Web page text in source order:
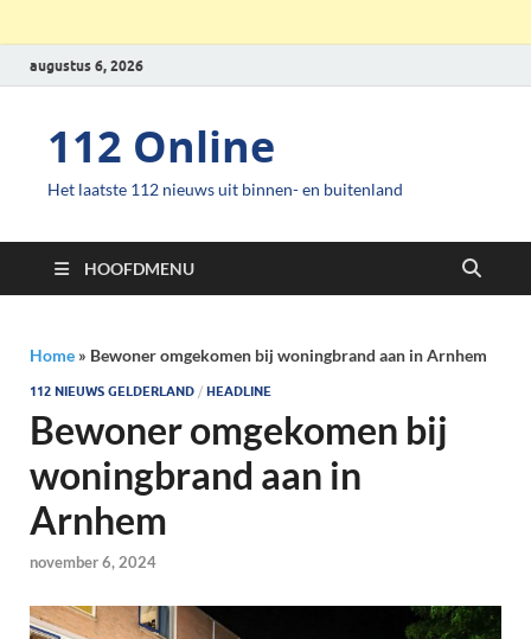
augustus 6, 2026
112 Online
Het laatste 112 nieuws uit binnen- en buitenland
HOOFDMENU
Home » Bewoner omgekomen bij woningbrand aan in Arnhem
112 NIEUWS GELDERLAND / HEADLINE
Bewoner omgekomen bij
woningbrand aan in
Arnhem
november 6, 2024